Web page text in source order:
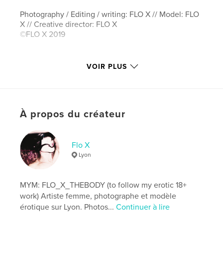
Photography / Editing / writing: FLO X // Model: FLO
X // Creative director: FLO X
©FLO X 2019
Caractéristiques et détails
Versionebook au format fixe, 124 p.
Date de publication:
Dernière modification
Langue English
Mots-clés
erotica , selfie , femme , modèle
VOIR PLUS
À propos du créateur
Flo X
Lyon
MYM: FLO_X_THEBODY (to follow my erotic 18+
work) Artiste femme, photographe et modèle
érotique sur Lyon. Photos...Continuer à lire